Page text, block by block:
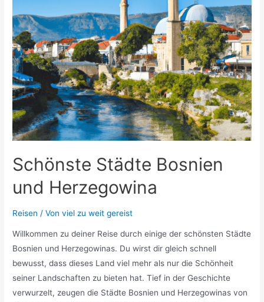
Schönste Städte Bosnien
und Herzegowina
Reisen / Vonviel zu weit gereist
Willkommen zu deiner Reise durch einige der schönsten Städte
Bosnien und Herzegowinas. Du wirst dir gleich schnell
bewusst, dass dieses Land viel mehr als nur die Schönheit
seiner Landschaften zu bieten hat. Tief in der Geschichte
verwurzelt, zeugen die Städte Bosnien und Herzegowinas von